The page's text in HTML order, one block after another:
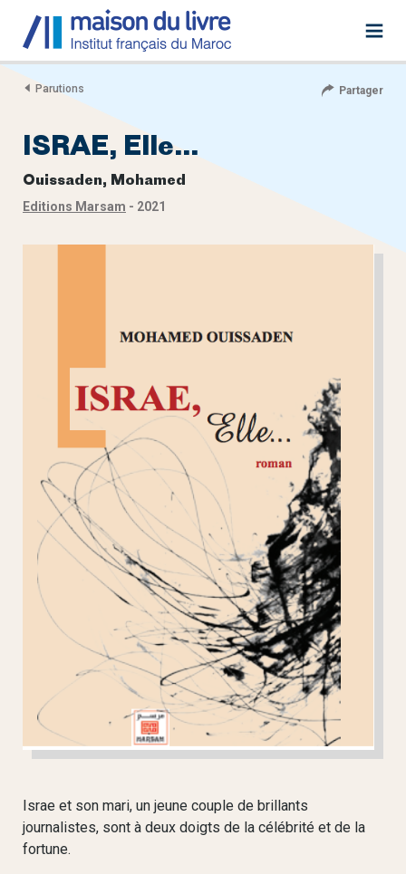
Parutions Partager
ISRAE, Elle…
Ouissaden, Mohamed
Editions Marsam - 2021
Israe et son mari, un jeune couple de brillants
journalistes, sont à deux doigts de la célébrité et de la
fortune.